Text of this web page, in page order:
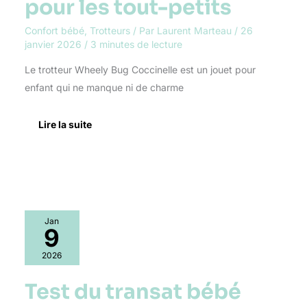
pour les tout-petits
Confort bébé, Trotteurs/ Par Laurent Marteau / 26
janvier 2026 / 3 minutes de lecture
Le trotteur Wheely Bug Coccinelle est un jouet pour
enfant qui ne manque ni de charme
Lire la suite
Jan
9
2026
Test du transat bébé
Test
du
transat
bébé
Majestic
Legacy